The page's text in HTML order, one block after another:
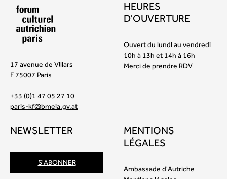
17 avenue de Villars
F 75007 Paris
+33 (0)1 47 05 27 10
paris-kf@bmeia.gv.at
HEURES
D'OUVERTURE
Ouvert du lundi au vendredi
10h à 13h et 14h à 16h
Merci de prendre RDV
NEWSLETTER
S'ABONNER
MENTIONS
LÉGALES
Ambassade d'Autriche